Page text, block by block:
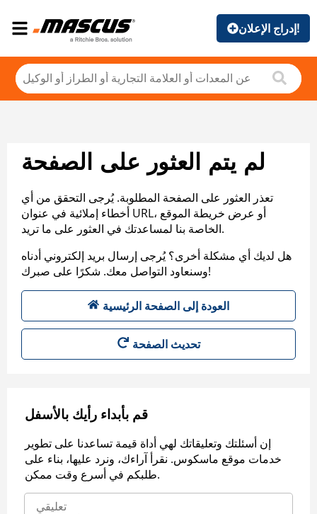
إدراج الإعلان!
لم يتم العثور على الصفحة
تعذر العثور على الصفحة المطلوبة. يُرجى التحقق من أي
أخطاء إملائية في عنوان URL، أو عرض خريطة الموقع
الخاصة بنا لمساعدتك في العثور على ما تريد.
هل لديك أي مشكلة أخرى؟ يُرجى إرسال بريد إلكتروني أدناه
وسنعاود التواصل معك. شكرًا على صبرك!
العودة إلى الصفحة الرئيسية
تحديث الصفحة
قم بأبداء رأيك بالأسفل
إن أسئلتك وتعليقاتك لهي أداة قيمة تساعدنا على تطوير
خدمات موقع ماسكوس. نقرأ آراءك، ونرد عليها، بناء على
طلبكم في أسرع وقت ممكن.